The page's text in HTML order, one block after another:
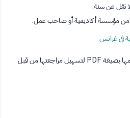
تقل عن سنة.
مؤسسة أكاديمية أو صاحب عمل.
في غراتس
يوصى بترتيب الملفات بعناية وتقديمها بصيغة PDF لتسهيل مراجعتها من قبل